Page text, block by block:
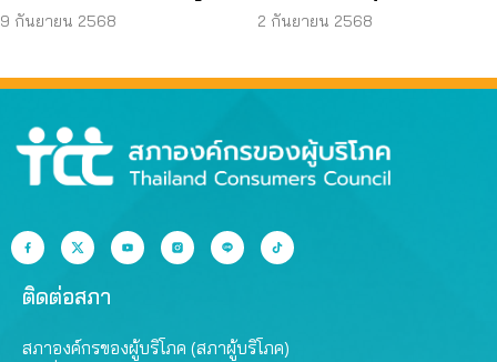
บริโภคโดนหลอกบ่อย
9 กันยายน 2568
JAPO CARE โฆษณา
2 กันยายน 2568
ติดต่อสภา
สภาองค์กรของผู้บริโภค (สภาผู้บริโภค)